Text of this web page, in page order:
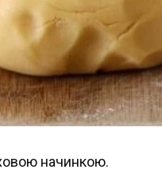
начинкою.